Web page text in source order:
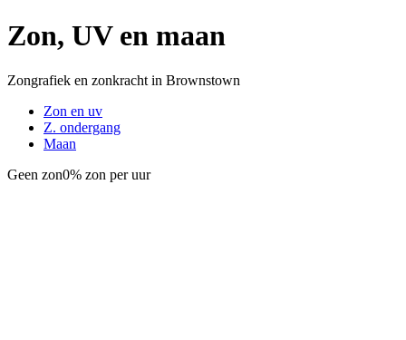
Zon, UV en maan
Zongrafiek en zonkracht in Brownstown
Zon en uv
Z. ondergang
Maan
Geen zon0% zon per uur